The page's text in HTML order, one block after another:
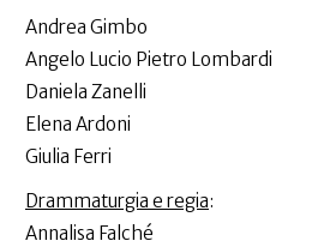
Andrea Gimbo
Angelo Lucio Pietro Lombardi
Daniela Zanelli
Elena Ardoni
Giulia Ferri
Drammaturgia e regia:
Annalisa Falché